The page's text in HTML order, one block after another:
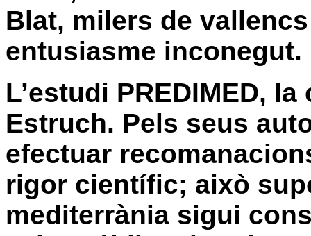
Blat, milers de
entusiasme inconegut.
L’estudi PREDIMED,
Estruch. Pels seus
efectuar
rigor científic; això
mediterrània sigui